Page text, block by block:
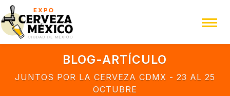
BLOG-ARTÍCULO
JUNTOS POR LA CERVEZA CDMX - 23 AL 25
OCTUBRE